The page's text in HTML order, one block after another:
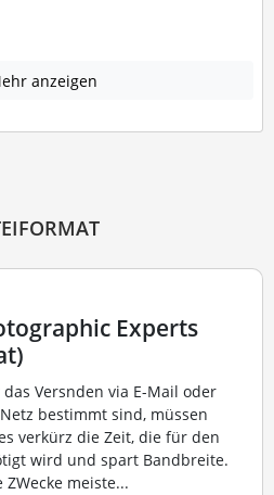
anzeigen
Experts
Versnden via E-Mail oder
bestimmt sind, müssen
verkürz die Zeit, die für den
wird und spart Bandbreite.
meiste...